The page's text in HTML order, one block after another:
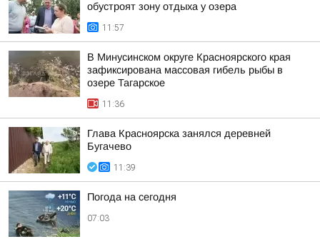
обустроят зону отдыха у озера
11:57
В Минусинском округе Красноярского края
зафиксирована массовая гибель рыбы в
озере Тагарское
11:36
Глава Красноярска занялся деревней
Бугачево
11:39
Погода на сегодня
07:03